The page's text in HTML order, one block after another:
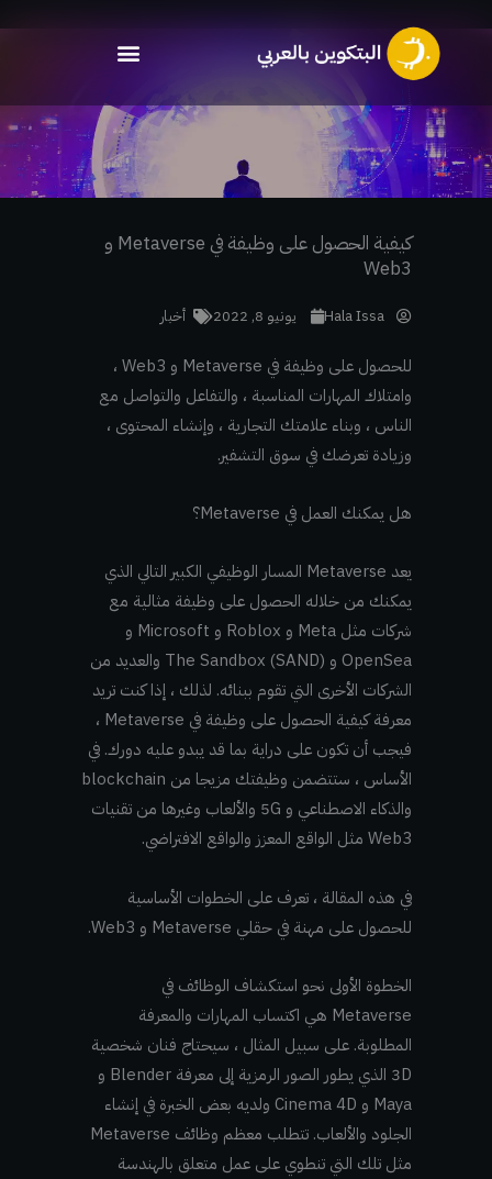
كيفية الحصول على وظيفة في Metaverse و
Web3
Hala Issa يونيو 8, 2022 أخبار
للحصول على وظيفة في Metaverse و Web3 ،
وامتلاك المهارات المناسبة ، والتفاعل والتواصل مع
الناس ، وبناء علامتك التجارية ، وإنشاء المحتوى ،
وزيادة تعرضك في سوق التشفير.
هل يمكنك العمل في Metaverse؟
يعد Metaverse المسار الوظيفي الكبير التالي الذي
يمكنك من خلاله الحصول على وظيفة مثالية مع
شركات مثل Meta و Roblox و Microsoft و
OpenSea و The Sandbox (SAND) والعديد من
الشركات الأخرى التي تقوم ببنائه. لذلك ، إذا كنت تريد
معرفة كيفية الحصول على وظيفة في Metaverse ،
فيجب أن تكون على دراية بما قد يبدو عليه دورك. في
الأساس ، ستتضمن وظيفتك مزيجا من blockchain
والذكاء الاصطناعي و 5G والألعاب وغيرها من تقنيات
Web3 مثل الواقع المعزز والواقع الافتراضي.
في هذه المقالة ، تعرف على الخطوات الأساسية
للحصول على مهنة في حقلي Metaverse و Web3.
الخطوة الأولى نحو استكشاف الوظائف في
Metaverse هي اكتساب المهارات والمعرفة
المطلوبة. على سبيل المثال ، سيحتاج فنان شخصية
3D الذي يطور الصور الرمزية إلى معرفة Blender و
Maya و Cinema 4D ولديه بعض الخبرة في إنشاء
الجلود والألعاب. تتطلب معظم وظائف Metaverse
مثل تلك التي تنطوي على عمل متعلق بالهندسة